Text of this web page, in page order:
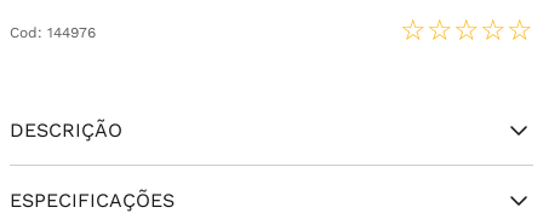
Cod : 144976 ☆☆☆☆☆
DESCRIÇÃO
ESPECIFICAÇÕES